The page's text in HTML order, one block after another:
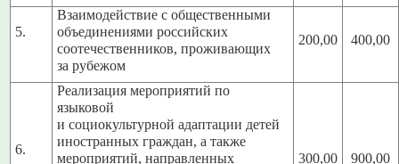
5.
Взаимодействие с общественными
объединениями российских
соотечественников, проживающих
за рубежом
200,00 400,00
6.
Реализация мероприятий по
языковой
и социокультурной адаптации детей
иностранных граждан, а также
мероприятий, направленных
300,00 900,00